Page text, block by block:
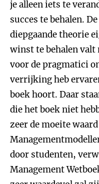
je alleen iets te
succes te behalen.
diepgaande theorie
winst te behalen
voor de pragmatici
verrijking heb
boek hoort. Daar
die het boek niet
zeer de moeite
door studenten,
Management